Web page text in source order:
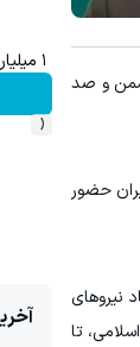
و صد
حضور
نیروهای
تا
خود را دریافت کنید
۱ میلیارد اعتبار خرید قسطی طلا | ۱۸ ماهه پرداخت کن
‹